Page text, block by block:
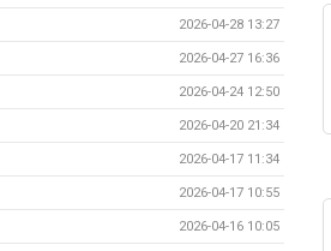
2026-04-28 13:27
2026-04-27 16:36
2026-04-24 12:50
2026-04-20 21:34
2026-04-17 11:34
2026-04-17 10:55
2026-04-16 10:05